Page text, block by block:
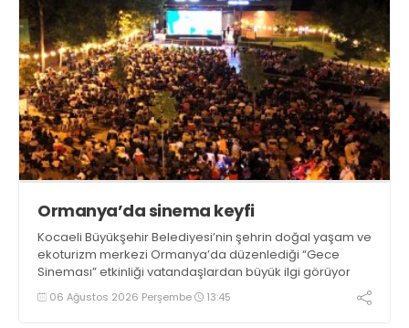
Ormanya’da sinema keyfi
Kocaeli Büyükşehir Belediyesi’nin şehrin doğal yaşam ve
ekoturizm merkezi Ormanya’da düzenlediği “Gece
Sineması” etkinliği vatandaşlardan büyük ilgi görüyor
06 Ağustos 2026 Perşembe 13:45